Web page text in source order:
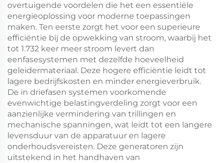
overtuigende voordelen die het een essentiële
energieoplossing voor moderne toepassingen
maken. Ten eerste zorgt het voor een superieure
efficiëntie bij de opwekking van stroom, waarbij het
tot 1.732 keer meer stroom levert dan
eenfasesystemen met dezelfde hoeveelheid
geleidermateriaal. Deze hogere efficiëntie leidt tot
lagere bedrijfskosten en minder energieverbruik.
De in driefasen systemen voorkomende
evenwichtige belastingverdeling zorgt voor een
aanzienlijke vermindering van trillingen en
mechanische spanningen, wat leidt tot een langere
levensduur van de apparatuur en lagere
onderhoudsvereisten. Deze generatoren zijn
uitstekend in het handhaven van